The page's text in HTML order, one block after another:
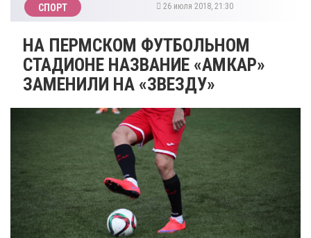
СПОРТ 26 июля 2018, 21:30
​НА ПЕРМСКОМ ФУТБОЛЬНОМ
СТАДИОНЕ НАЗВАНИЕ «АМКАР»
ЗАМЕНИЛИ НА «ЗВЕЗДУ»